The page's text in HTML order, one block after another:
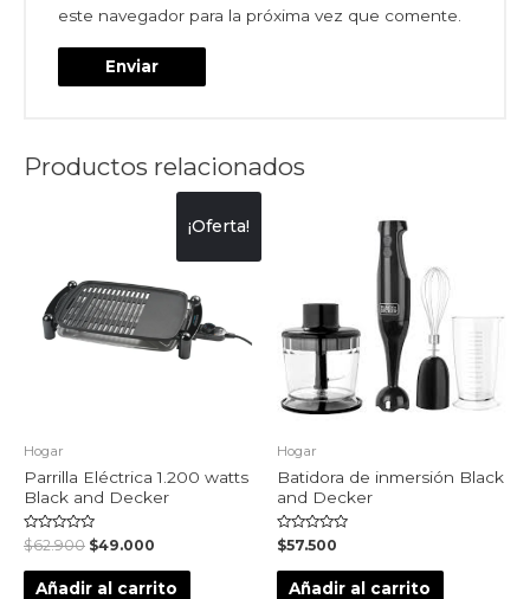
este navegador para la próxima vez que comente.
Productos relacionados
¡Oferta!
Hogar
Parrilla Eléctrica 1.200 watts
Black and Decker
Valorado
en
0
$62.900 $49.000
Añadir al carrito
Hogar
Batidora de inmersión Black
and Decker
Valorado
en
0
$57.500
Añadir al carrito